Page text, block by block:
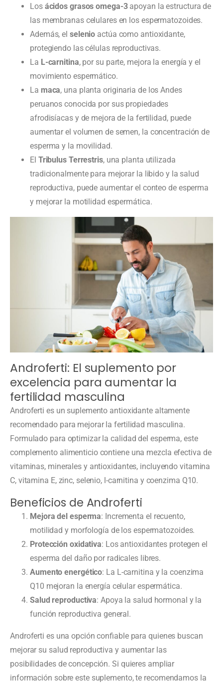
Los ácidos grasos omega-3apoyan la estructura de
las membranas celulares en los espermatozoides.
Además, el selenio actúa como antioxidante,
protegiendo las células reproductivas.
La L-carnitina, por su parte, mejora la energía y el
movimiento espermático.
La maca, una planta originaria de los Andes
peruanos conocida por sus propiedades
afrodisíacas y de mejora de la fertilidad, puede
aumentar el volumen de semen, la concentración de
esperma y la movilidad.
El Tribulus Terrestris, una planta utilizada
tradicionalmente para mejorar la libido y la salud
reproductiva, puede aumentar el conteo de esperma
y mejorar la motilidad espermática.
Androferti: El suplemento por
excelencia para aumentar la
fertilidad masculina
Androferti es un suplemento antioxidante altamente
recomendado para mejorar la fertilidad masculina.
Formulado para optimizar la calidad del esperma, este
complemento alimenticio contiene una mezcla efectiva de
vitaminas, minerales y antioxidantes, incluyendo vitamina
C, vitamina E, zinc, selenio, l-carnitina y coenzima Q10.
Beneficios de Androferti
Mejora del esperma: Incrementa el recuento,
motilidad y morfología de los espermatozoides.
Protección oxidativa: Los antioxidantes protegen el
esperma del daño por radicales libres.
Aumento energético: La L-carnitina y la coenzima
Q10 mejoran la energía celular espermática.
Salud reproductiva: Apoya la salud hormonal y la
función reproductiva general.
Androferti es una opción confiable para quienes buscan
mejorar su salud reproductiva y aumentar las
posibilidades de concepción. Si quieres ampliar
información sobre este suplemento, te recomendamos la